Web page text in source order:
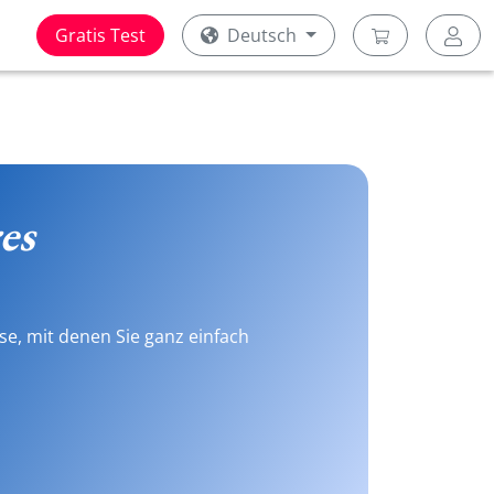
Gratis Test Deutsch
mit denen Sie ganz einfach